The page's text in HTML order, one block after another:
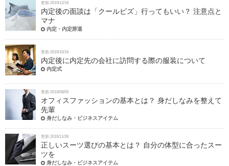
更新:2019/12/19
内定後の面談は「クールビズ」行ってもいい？ 注意点と
マナ
内定・内定辞退
更新:2019/10/18
内定後に内定先の会社に訪問する際の服装について
内定式
更新:2019/08/06
オフィスファッションの基本とは？ 身だしなみを整えて
先輩
身だしなみ・ビジネスアイテム
更新:2019/11/28
正しいスーツ選びの基本とは？ 自分の体型に合ったスー
ツを
身だしなみ・ビジネスアイテム